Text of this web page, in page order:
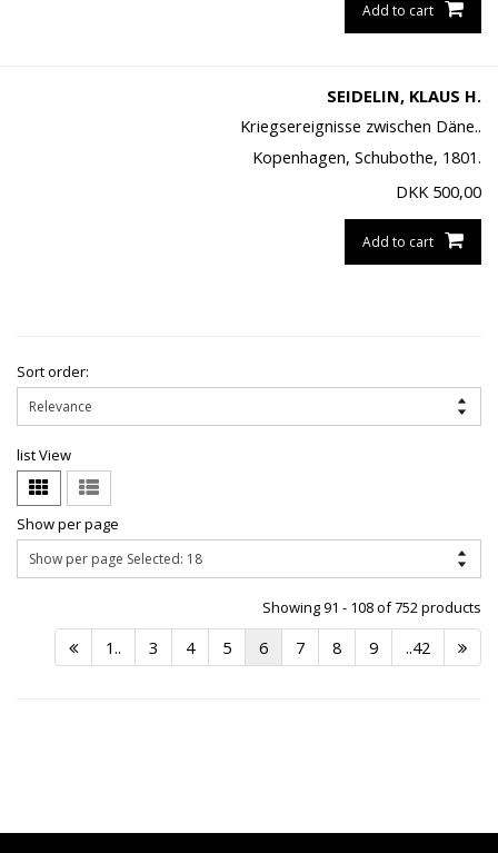
Add to cart
SEIDELIN, KLAUS H.
Kriegsereignisse zwischen Däne..
Kopenhagen, Schubothe, 1801.
DKK 500,00
Add to cart
Sort order:
list View
Show per page
Showing 91 - 108 of 752 products
1.. 3 4 5 6 7 8 9 ..42